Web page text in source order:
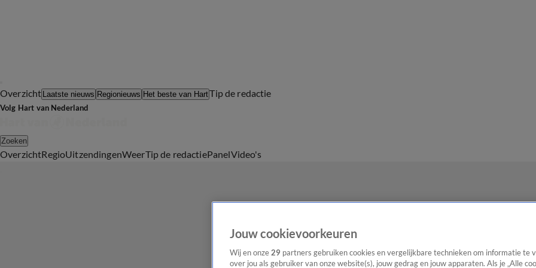
Overzicht Laatste nieuws Regionieuws Het beste van HartTip de redactie
Volg Hart van Nederland
Zoeken
OverzichtRegioUitzendingenWeerTip de redactiePanelVideo's
Jouw cookievoorkeuren
Wij en onze 29 partners gebruiken cookies en vergelijkbare technieken om informatie te
over jou als gebruiker van onze website(s), jouw gedrag en jouw apparaten. Als je „Alle